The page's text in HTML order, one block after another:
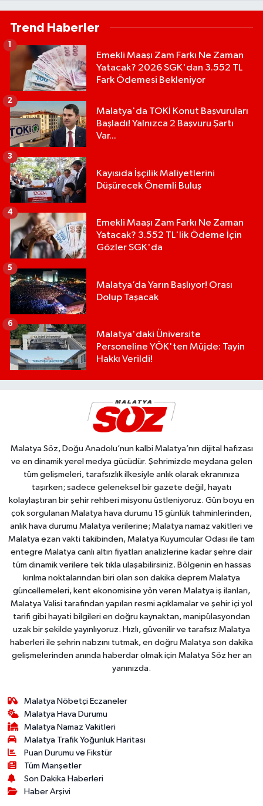
Trend Haberler
Emekli Maaşı Zam Farkı Ne Zaman
Yatacak? 2026 SGK'dan 3.552 TL
Fark Ödemesi Bekleniyor
1
Malatya'da TOKİ Konut Başvuruları
Başladı! Yalnızca 2 Başvuru Şartı
Var...
2
Kayısıda İşçilik Maliyetlerini
Düşürecek Önemli Buluş
3
Emekli Maaşı Zam Farkı Ne Zaman
Yatacak? 3.552 TL'lik Ödeme İçin
Gözler SGK'da
4
Malatya’da Yarın Başlıyor! Orası
Dolup Taşacak
5
Malatya'daki Üniversite
Personeline YÖK'ten Müjde: Tayin
Hakkı Verildi!
6
Malatya Söz, Doğu Anadolu’nun kalbi Malatya’nın dijital hafızası
ve en dinamik yerel medya gücüdür. Şehrimizde meydana gelen
tüm gelişmeleri, tarafsızlık ilkesiyle anlık olarak ekranınıza
taşırken; sadece geleneksel bir gazete değil, hayatı
kolaylaştıran bir şehir rehberi misyonu üstleniyoruz. Gün boyu en
çok sorgulanan Malatya hava durumu 15 günlük tahminlerinden,
anlık hava durumu Malatya verilerine; Malatya namaz vakitleri ve
Malatya ezan vakti takibinden, Malatya Kuyumcular Odası ile tam
entegre Malatya canlı altın fiyatları analizlerine kadar şehre dair
tüm dinamik verilere tek tıkla ulaşabilirsiniz. Bölgenin en hassas
kırılma noktalarından biri olan son dakika deprem Malatya
güncellemeleri, kent ekonomisine yön veren Malatya iş ilanları,
Malatya Valisi tarafından yapılan resmi açıklamalar ve şehir içi yol
tarifi gibi hayati bilgileri en doğru kaynaktan, manipülasyondan
uzak bir şekilde yayınlıyoruz. Hızlı, güvenilir ve tarafsız Malatya
haberleri ile şehrin nabzını tutmak, en doğru Malatya son dakika
gelişmelerinden anında haberdar olmak için Malatya Söz her an
yanınızda.
Malatya Nöbetçi Eczaneler
Malatya Hava Durumu
Malatya Namaz Vakitleri
Malatya Trafik Yoğunluk Haritası
Puan Durumu ve Fikstür
Tüm Manşetler
Son Dakika Haberleri
Haber Arşivi